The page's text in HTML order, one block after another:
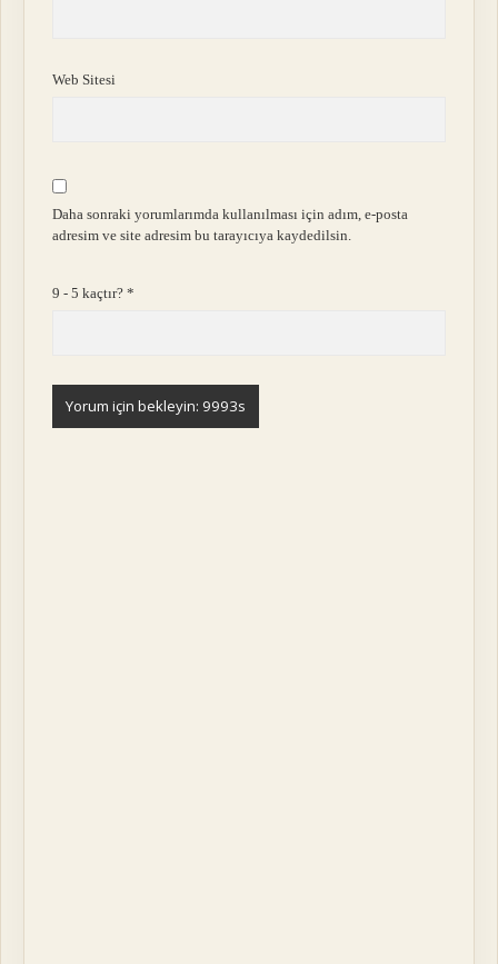
Web Sitesi
Daha sonraki yorumlarımda kullanılması için adım, e-posta
adresim ve site adresim bu tarayıcıya kaydedilsin.
9 - 5 kaçtır?*